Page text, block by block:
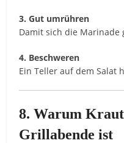
3.Gut umrühren
Damitsichdie Marinade
4. Beschweren
EinTelleraufdemSalat
8.Warum
Grillabendeist